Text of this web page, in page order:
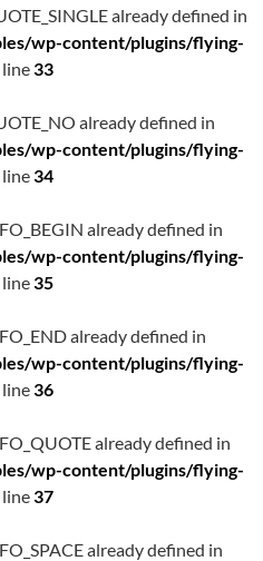
already defined in
wp-content/plugins/flying-
33
already defined in
wp-content/plugins/flying-
34
already defined in
wp-content/plugins/flying-
35
already defined in
wp-content/plugins/flying-
36
already defined in
wp-content/plugins/flying-
37
already defined in